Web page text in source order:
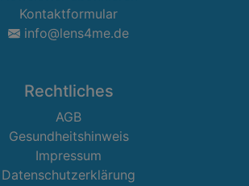
Kontaktformular
info@lens4me.de
Rechtliches
AGB
Gesundheitshinweis
Impressum
Datenschutzerklärung